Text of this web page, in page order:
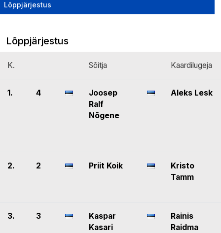
Lõppjärjestus
Lõppjärjestus
K. Sõitja Kaardilugeja
1. 4
Joosep
Ralf
Nõgene
Aleks Lesk
2. 2 Priit Koik
Kristo
Tamm
3. 3
Kaspar
Kasari
Rainis
Raidma